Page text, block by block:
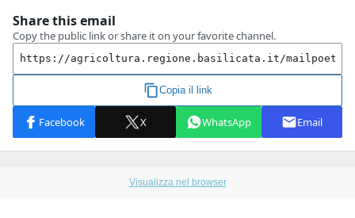
Visualizza nel browser